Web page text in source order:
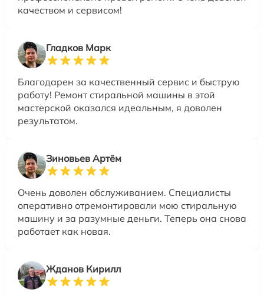
качеством и сервисом!
Гладков Марк
Благодарен за качественный сервис и быструю
работу! Ремонт стиральной машины в этой
мастерской оказался идеальным, я доволен
результатом.
Зиновьев Артём
Очень доволен обслуживанием. Специалисты
оперативно отремонтировали мою стиральную
машину и за разумные деньги. Теперь она снова
работает как новая.
Жданов Кирилл